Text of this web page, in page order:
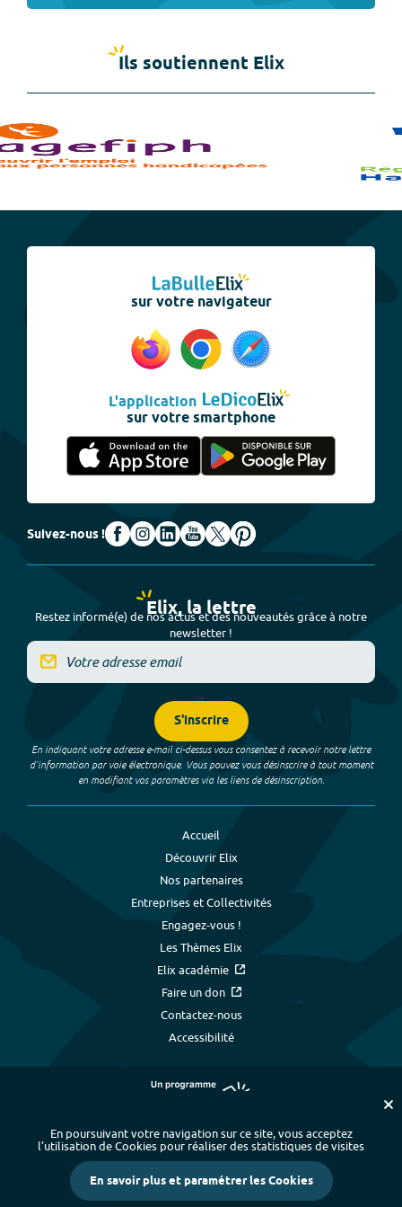
Ils soutiennent Elix
sur votre navigateur
L'application
sur votre smartphone
Suivez-nous !
Elix, la lettre
Restez informé(e) de nos actus et des nouveautés grâce à notre
newsletter !
S'inscrire
En indiquant votre adresse e-mail ci-dessus vous consentez à recevoir notre lettre
d’information par voie électronique. Vous pouvez vous désinscrire à tout moment
en modifiant vos paramètres via les liens de désinscription.
Accueil
Découvrir Elix
Nos partenaires
Entreprises et Collectivités
Engagez-vous !
Les Thèmes Elix
Elix académie
Faire un don
Contactez-nous
Accessibilité
Plan du site - Index alphabétique
-
Mentions légales et données personnelles
- Paramétrer les cookies
Crédits
En poursuivant votre navigation sur ce site, vous acceptez
l’utilisation de Cookies pour réaliser des statistiques de visites
En savoir plus et paramétrer les Cookies